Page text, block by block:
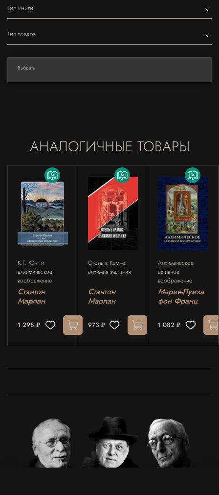
Тип книги
Тип товара
Выбрать
АНАЛОГИЧНЫЕ ТОВАРЫ
К.Г. Юнг и
алхимическое
воображение
Стэнтон
Марлан
1 298 ₽
Огонь в Камне:
алхимия желания
Стантон
Марлан
973 ₽
Алхимическое
активное
воображение
Мария-Луиза
фон Франц
1 082 ₽